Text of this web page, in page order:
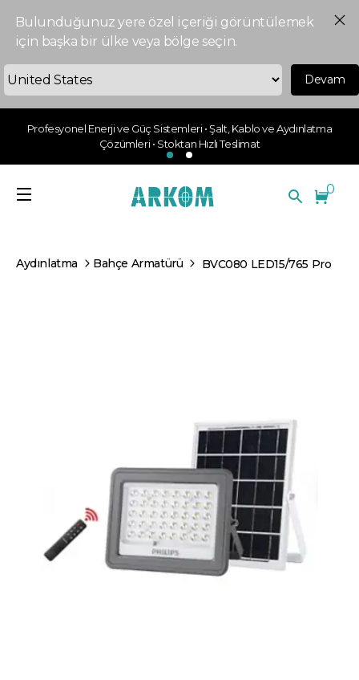
Bulunduğunuz yere özel içeriği görüntülemek
için başka bir ülke veya bölge seçin.
Devam
Profesyonel Enerji ve Güç Sistemleri • Şalt, Kablo ve Aydınlatma
Çözümleri • Stoktan Hızlı Teslimat
0
Aydınlatma Bahçe Armatürü BVC080 LED15/765 Pro